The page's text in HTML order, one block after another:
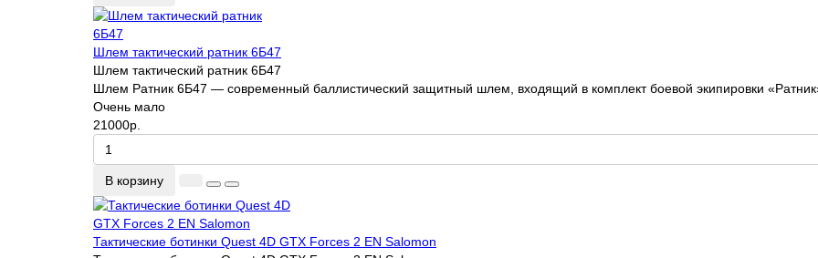
Шлем тактический ратник 6Б47
Шлем тактический ратник 6Б47
Шлем Ратник 6Б47 — современный баллистический защитный шлем, входящий в комплект боевой экипировки
Очень мало
21000р.
В корзину
Тактические ботинки Quest 4D GTX Forces 2 EN Salomon